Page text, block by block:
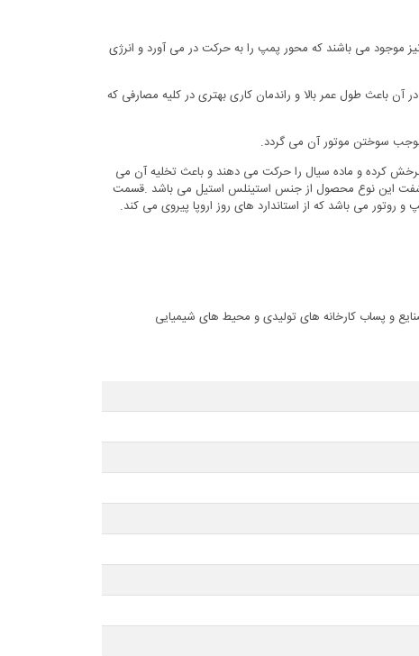
می باشند که محور پمپ را به حرکت در می آورد و انرژی
آن باعث طول عمر بالا و راندمان کاری بهتری در کلیه مصارفی که
سوختن موتور آن می گردد.
کرده و ماده سیال را حرکت می دهند و باعث تخلیه آن می
شفت این نوع محصول از جنس استینلس استیل می باشد .قسمت
می باشد که از استاندارد های روز اروپا پیروی می کند.
و پساب کارخانه های تولیدی و محیط های شیمیایی